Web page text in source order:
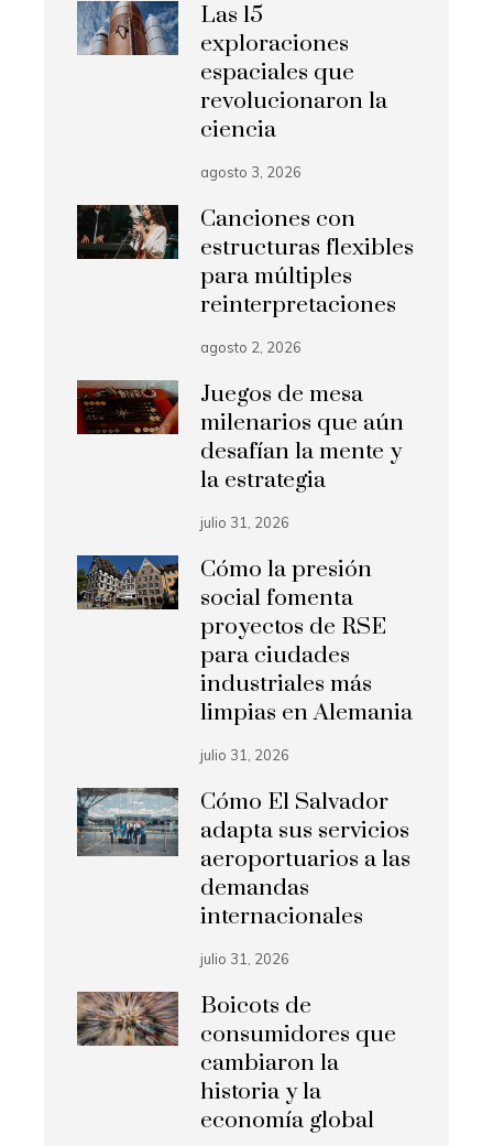
Las 15
exploraciones
espaciales que
revolucionaron la
ciencia
agosto 3, 2026
Canciones con
estructuras flexibles
para múltiples
reinterpretaciones
agosto 2, 2026
Juegos de mesa
milenarios que aún
desafían la mente y
la estrategia
julio 31, 2026
Cómo la presión
social fomenta
proyectos de RSE
para ciudades
industriales más
limpias en Alemania
julio 31, 2026
Cómo El Salvador
adapta sus servicios
aeroportuarios a las
demandas
internacionales
julio 31, 2026
Boicots de
consumidores que
cambiaron la
historia y la
economía global